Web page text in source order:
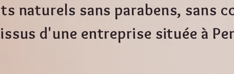
naturels sans parabens, sans
d'une entreprise située à